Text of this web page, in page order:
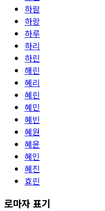
하람
하랑
하루
하리
하린
해린
혜리
혜린
혜민
혜빈
혜원
혜윤
혜인
혜진
효린
로마자 표기